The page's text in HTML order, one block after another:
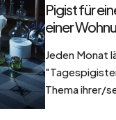
Pigist für
einer
Jeden Monat
Thema ihrer/